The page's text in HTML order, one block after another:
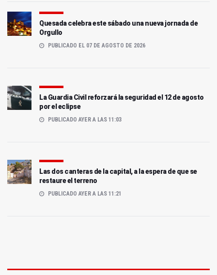
Quesada celebra este sábado una nueva jornada de
Orgullo
PUBLICADO EL 07 DE AGOSTO DE 2026
La Guardia Civil reforzará la seguridad el 12 de agosto
por el eclipse
PUBLICADO AYER A LAS 11:03
Las dos canteras de la capital, a la espera de que se
restaure el terreno
PUBLICADO AYER A LAS 11:21